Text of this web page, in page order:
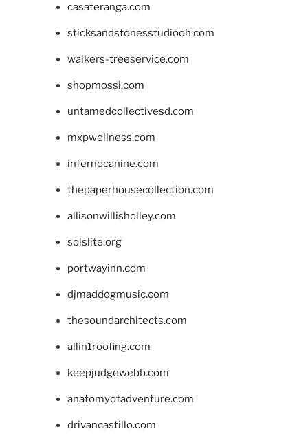
casateranga.com
sticksandstonesstudiooh.com
walkers-treeservice.com
shopmossi.com
untamedcollectivesd.com
mxpwellness.com
infernocanine.com
thepaperhousecollection.com
allisonwillisholley.com
solslite.org
portwayinn.com
djmaddogmusic.com
thesoundarchitects.com
allin1roofing.com
keepjudgewebb.com
anatomyofadventure.com
drivancastillo.com